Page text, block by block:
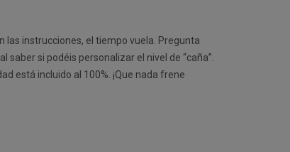
las instrucciones, el tiempo vuela. Pregunta
saber si podéis personalizar el nivel de “caña”.
está incluido al 100%. ¡Que nada frene